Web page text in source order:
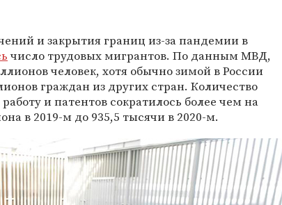
и закрытия границ из-за пандемии в
число трудовых мигрантов. По данным МВД,
человек, хотя обычно зимой в России
граждан из других стран. Количество
и патентов сократилось более чем на
в 2019-м до 935,5 тысячи в 2020-м.